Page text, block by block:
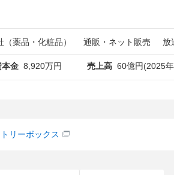
（薬品・化粧品） 通販・ネット販売 放
本金 8,920万円 売上高 60億円(2025
リーボックス